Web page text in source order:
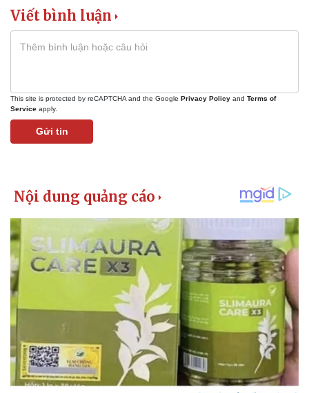
Viết bình luận
This site is protected by reCAPTCHA and the Google Privacy Policy and Terms of
Service apply.
Gửi tin